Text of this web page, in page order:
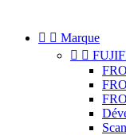
  Marque
 